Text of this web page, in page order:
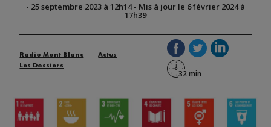
- 25 septembre 2023 à 12h14- Mis à jour le 6 février 2024 à
17h39
Radio Mont Blanc
Actus
Les Dossiers